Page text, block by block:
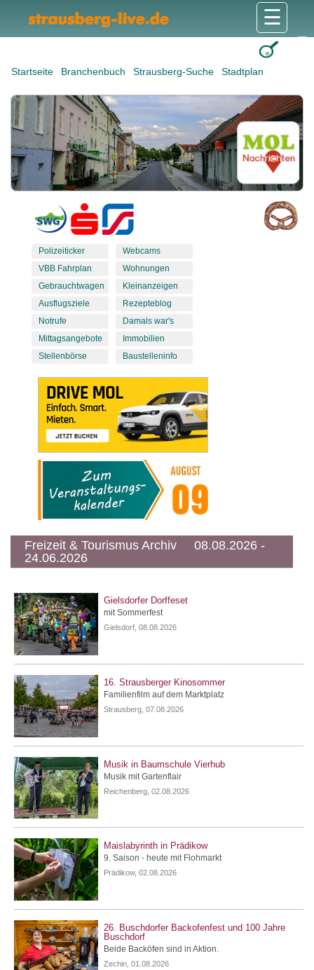
Startseite Branchenbuch Strausberg-Suche Stadtplan
☰
Polizeiticker
VBB Fahrplan
Gebrauchtwagen
Ausflugsziele
Notrufe
Mittagsangebote
Stellenbörse
Webcams
Wohnungen
Kleinanzeigen
Rezepteblog
Damals war's
Immobilien
Baustelleninfo
Freizeit & Tourismus Archiv 08.08.2026 -
24.06.2026
Gielsdorfer Dorffeset
mit Sommerfest
Gielsdorf, 08.08.2026
16. Strausberger Kinosommer
Familienfilm auf dem Marktplatz
Strausberg, 07.08.2026
Musik in Baumschule Vierhub
Musik mit Gartenflair
Reichenberg, 02.08.2026
Maislabyrinth in Prädikow
9. Saison - heute mit Flohmarkt
Prädikow, 02.08.2026
26. Buschdorfer Backofenfest und 100 Jahre
Buschdorf
Beide Backöfen sind in Aktion.
Zechin, 01.08.2026